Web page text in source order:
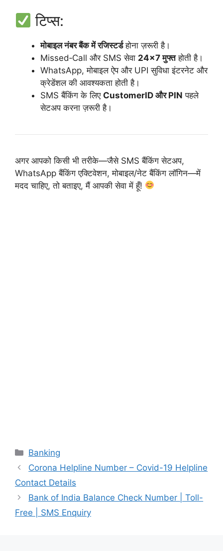
टिप्स:
मोबाइल नंबर बैंक में रजिस्टर्डहोना ज़रूरी है।
Missed‑Call और SMS सेवा 24×7 मुफ्तहोती है।
WhatsApp, मोबाइल ऐप और UPI सुविधा इंटरनेट और
क्रेडेंशल की आवश्यकता होती है।
SMS बैंकिंग के लिए CustomerID और PIN पहले
सेटअप करना ज़रूरी है।
अगर आपको किसी भी तरीके—जैसे SMS बैंकिंग सेटअप,
WhatsApp बैंकिंग एक्टिवेशन, मोबाइल/नेट बैंकिंग लॉगिन—में
मदद चाहिए, तो बताइए, मैं आपकी सेवा में हूँ!
Categories
Banking
Corona Helpline Number – Covid-19 Helpline
Contact Details
Bank of India Balance Check Number | Toll-
Free | SMS Enquiry